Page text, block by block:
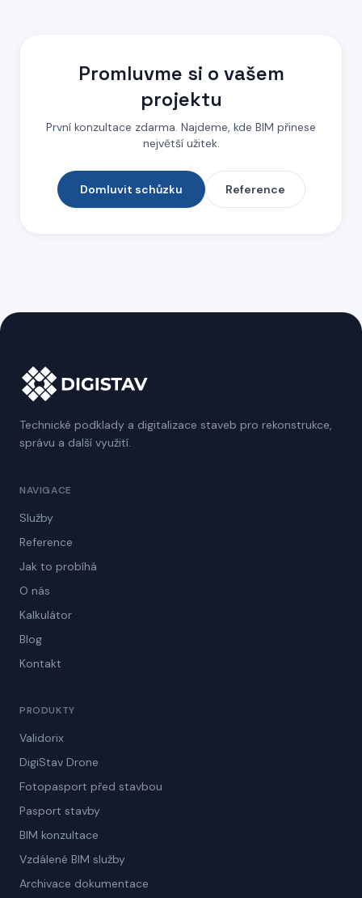
Promluvme si o vašem
projektu
První konzultace zdarma. Najdeme, kde BIM přinese
největší užitek.
Domluvit schůzku Reference
Technické podklady a digitalizace staveb pro rekonstrukce,
správu a další využití.
NAVIGACE
Služby
Reference
Jak to probíhá
O nás
Kalkulátor
Blog
Kontakt
PRODUKTY
Validorix
DigiStav Drone
Fotopasport před stavbou
Pasport stavby
BIM konzultace
Vzdálené BIM služby
Archivace dokumentace